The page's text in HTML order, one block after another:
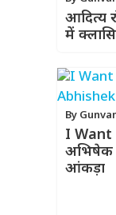
आदित्य
में
By
I Want
अभिषेक
आंकड़ा